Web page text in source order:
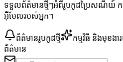
ទទួលព័ត៌មានថ្មីៗអំពីរូបកូដប្រៃសណីយ៍ កម្
អ៊ីមែលរបស់អ្នក។
ព័ត៌មានរូបកូដថ្មី កម្មវិធី និងមុខងា
ព័ត៌មាន